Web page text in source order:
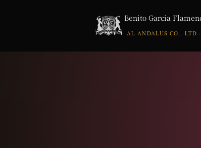
Benito Garcia
AL ANDALUS CO,. LTD